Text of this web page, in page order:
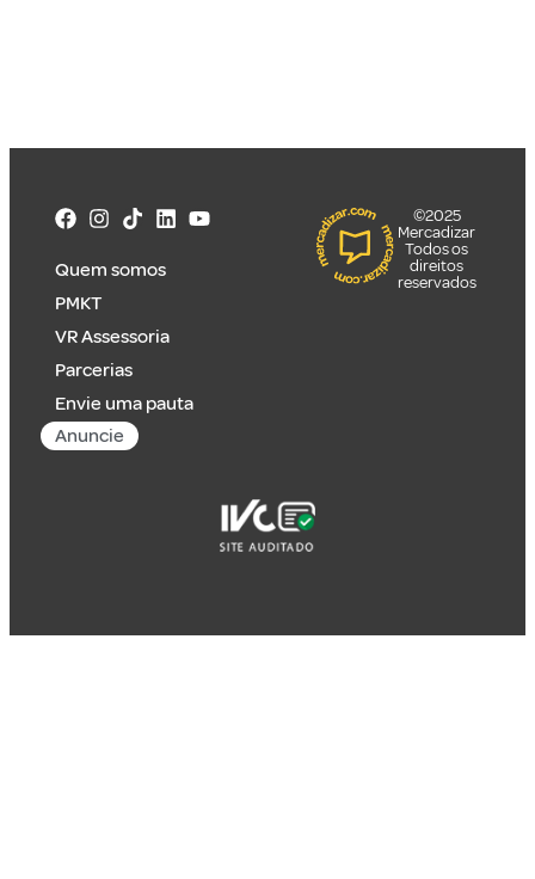
Quem somos
PMKT
VR Assessoria
Parcerias
Envie uma pauta
Anuncie
©2025
Mercadizar
Todos os
direitos
reservados